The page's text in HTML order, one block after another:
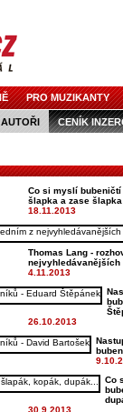
PRO MUZIKANTY
AUTOŘI CENÍK
Co si myslí bubeničtí
šlapka a zase šlapka
18.11.2013
Thomas Lang -
nejvyhledávanějších
4.11.2013
26.10.2013
Co
30.9.2013